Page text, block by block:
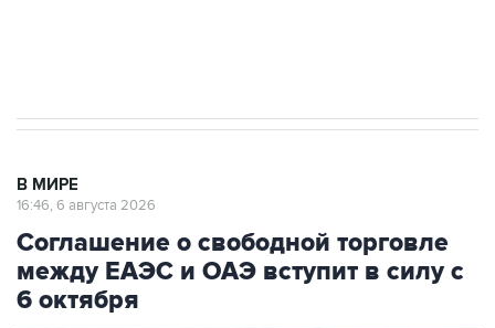
В МИРЕ
16:46, 6 августа 2026
Соглашение о свободной торговле
между ЕАЭС и ОАЭ вступит в силу с
6 октября